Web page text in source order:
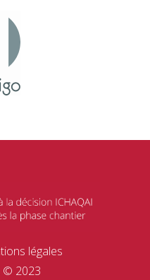
légales
© 2023